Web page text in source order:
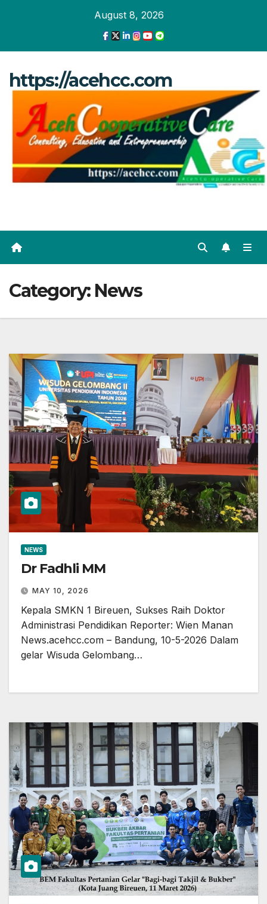
August 8, 2026
https://acehcc.com
Category: News
NEWS
Dr Fadhli MM
MAY 10, 2026
Kepala SMKN 1 Bireuen, Sukses Raih Doktor
Administrasi Pendidikan Reporter: Wien Manan
News.acehcc.com – Bandung, 10-5-2026 Dalam
gelar Wisuda Gelombang…